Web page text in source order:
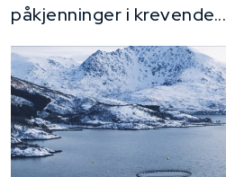
påkjenninger i krevende...